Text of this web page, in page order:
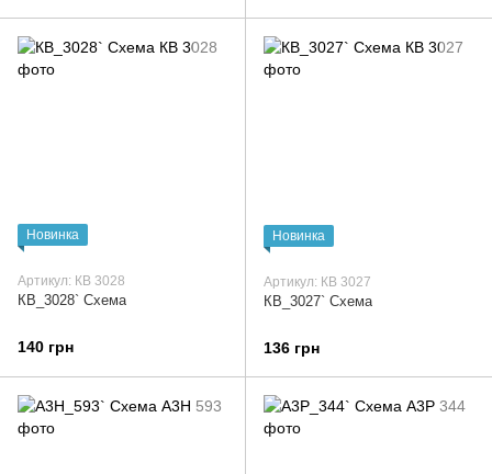
Новинка
Артикул: КВ 3028
КВ_3028` Схема
140 грн
Новинка
Артикул: КВ 3027
КВ_3027` Схема
136 грн